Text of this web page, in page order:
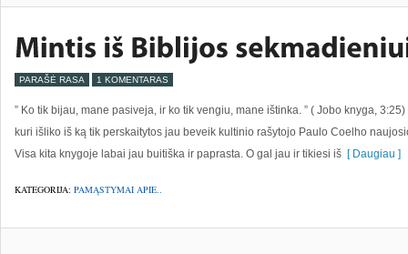
PARAŠĖ RASA 1 KOMENTARAS
” Ko tik bijau, mane pasiveja, ir ko tik vengiu, mane ištinka. ” ( Jobo knyga,
kuri išliko iš ką tik perskaitytos jau beveik kultinio rašytojo Paulo Coelho
Visa kita knygoje labai jau buitiška ir paprasta. O gal jau ir tikiesi iš [ Daugiau ]
KATEGORIJA: PAMĄSTYMAI APIE..